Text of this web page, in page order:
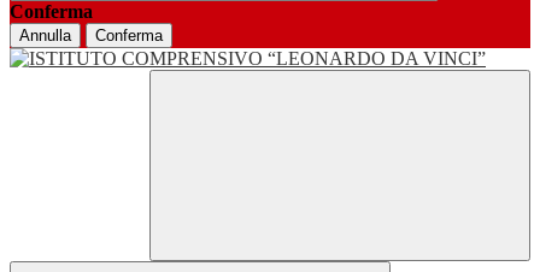
Conferma
Annulla Conferma